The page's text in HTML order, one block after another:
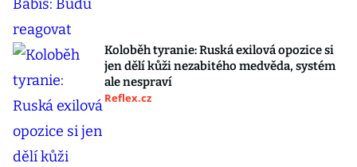
Koloběh tyranie: Ruská exilová opozice si
jen dělí kůži nezabitého medvěda, systém
ale nespraví
Reflex.cz